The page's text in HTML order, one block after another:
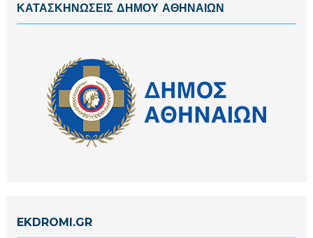
ΚΑΤΑΣΚΗΝΩΣΕΙΣ ΔΗΜΟΥ ΑΘΗΝΑΙΩΝ
EKDROMI.GR